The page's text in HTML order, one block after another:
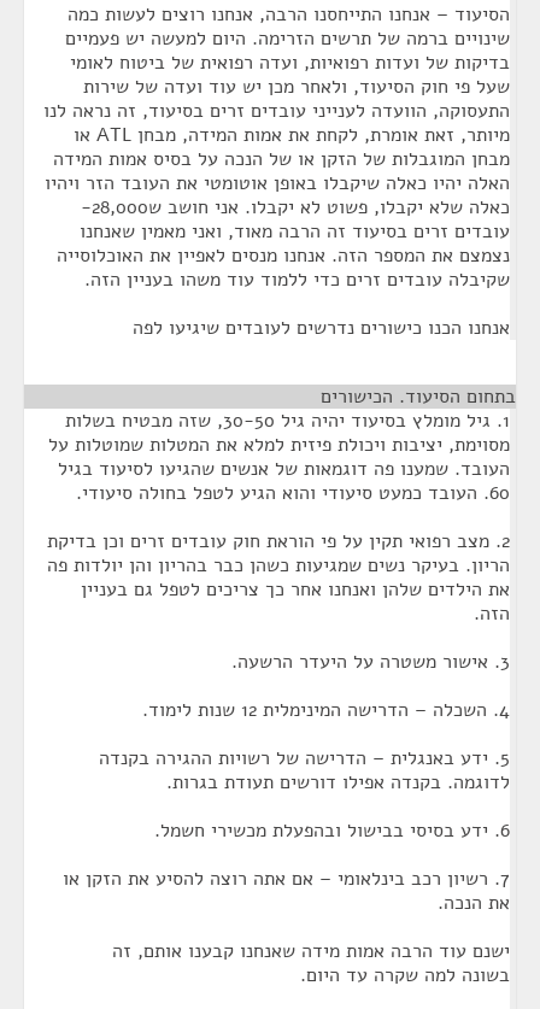
הסיעוד – אנחנו התייחסנו הרבה, אנחנו רוצים לעשות כמה
שינויים ברמה של תרשים הזרימה. היום למעשה יש פעמיים
בדיקות של ועדות רפואיות, ועדה רפואית של ביטוח לאומי
שעל פי חוק הסיעוד, ולאחר מכן יש עוד ועדה של שירות
התעסוקה, הוועדה לענייני עובדים זרים בסיעוד, זה נראה לנו
מיותר, זאת אומרת, לקחת את אמות המידה, מבחן ATL או
מבחן המוגבלות של הזקן או של הנכה על בסיס אמות המידה
האלה יהיו כאלה שיקבלו באופן אוטומטי את העובד הזר ויהיו
כאלה שלא יקבלו, פשוט לא יקבלו. אני חושב ש28,000-
עובדים זרים בסיעוד זה הרבה מאוד, ואני מאמין שאנחנו
נצמצם את המספר הזה. אנחנו מנסים לאפיין את האוכלוסייה
שקיבלה עובדים זרים כדי ללמוד עוד משהו בעניין הזה.
אנחנו הכנו כישורים נדרשים לעובדים שיגיעו לפה
בתחום הסיעוד. הכישורים
1. גיל מומלץ בסיעוד יהיה גיל 30-50, שזה מבטיח בשלות
מסוימת, יציבות ויכולת פיזית למלא את המטלות שמוטלות על
העובד. שמענו פה דוגמאות של אנשים שהגיעו לסיעוד בגיל
60. העובד כמעט סיעודי והוא הגיע לטפל בחולה סיעודי.
2. מצב רפואי תקין על פי הוראת חוק עובדים זרים וכן בדיקת
הריון. בעיקר נשים שמגיעות כשהן כבר בהריון והן יולדות פה
את הילדים שלהן ואנחנו אחר כך צריכים לטפל גם בעניין
הזה.
3. אישור משטרה על היעדר הרשעה.
4. השכלה – הדרישה המינימלית 12 שנות לימוד.
5. ידע באנגלית – הדרישה של רשויות ההגירה בקנדה
לדוגמה. בקנדה אפילו דורשים תעודת בגרות.
6. ידע בסיסי בבישול ובהפעלת מכשירי חשמל.
7. רשיון רכב בינלאומי – אם אתה רוצה להסיע את הזקן או
את הנכה.
ישנם עוד הרבה אמות מידה שאנחנו קבענו אותם, זה
בשונה למה שקרה עד היום.